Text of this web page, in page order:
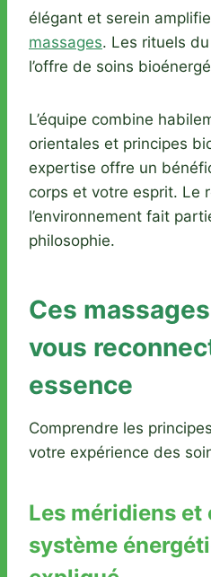
élégant et serein
massages. Les rituels
l’offre de soins
L’équipe combine
orientales et principes
expertise offre un
corps et votre esprit. Le
l’environnement fait
philosophie.
Ces
vous
essence
Comprendre les
votre expérience des
Les méridiens et
système